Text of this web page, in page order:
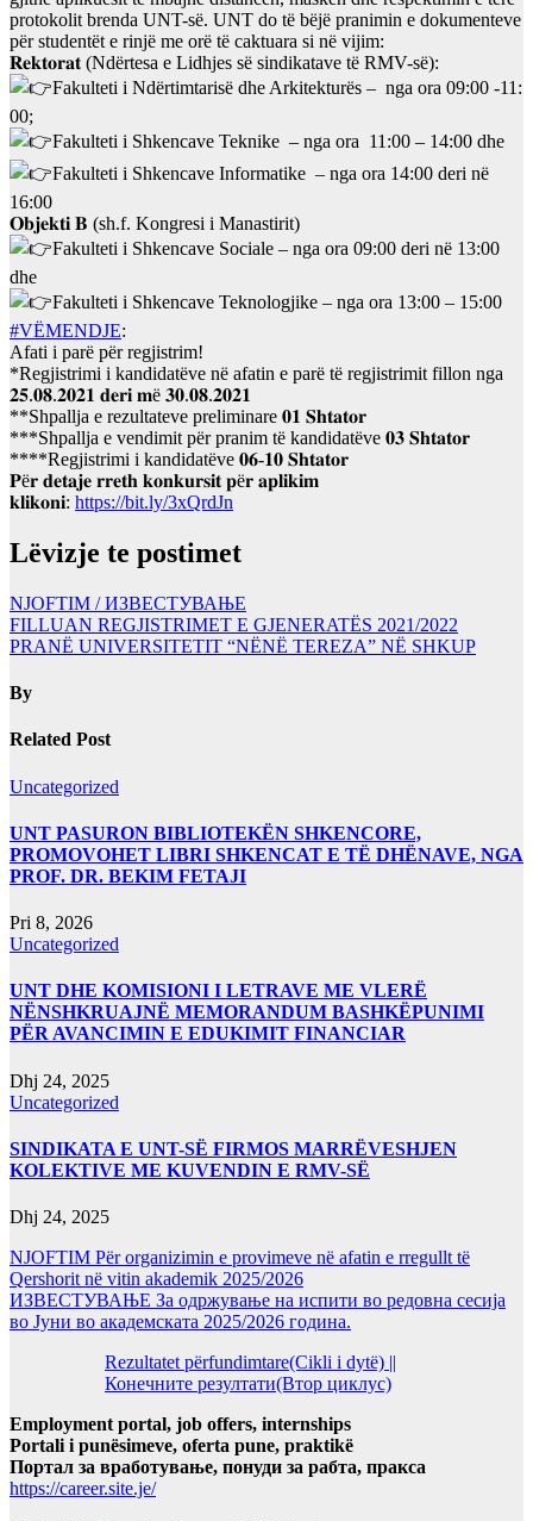
protokolit brenda UNT-së. UNT do të bëjë pranimin e dokumenteve
për studentët e rinjë me orë të caktuara si në vijim:
𝐑𝐞𝐤𝐭𝐨𝐫𝐚𝐭 (Ndërtesa e Lidhjes së sindikatave të RMV-së):
Fakulteti i Ndërtimtarisë dhe Arkitekturës – nga ora 09:00 -11:
00;
Fakulteti i Shkencave Teknike – nga ora 11:00 – 14:00 dhe
Fakulteti i Shkencave Informatike – nga ora 14:00 deri në
16:00
𝐎𝐛𝐣𝐞𝐤𝐭𝐢 𝐁 (sh.f. Kongresi i Manastirit)
Fakulteti i Shkencave Sociale – nga ora 09:00 deri në 13:00
dhe
Fakulteti i Shkencave Teknologjike – nga ora 13:00 – 15:00
#VËMENDJE:
Afati i parë për regjistrim!
*Regjistrimi i kandidatëve në afatin e parë të regjistrimit fillon nga
𝟐𝟓.𝟎𝟖.𝟐𝟎𝟐𝟏 𝐝𝐞𝐫𝐢 𝐦ë 𝟑𝟎.𝟎𝟖.𝟐𝟎𝟐𝟏
**Shpallja e rezultateve preliminare 𝟎𝟏 𝐒𝐡𝐭𝐚𝐭𝐨𝐫
***Shpallja e vendimit për pranim të kandidatëve 𝟎𝟑 𝐒𝐡𝐭𝐚𝐭𝐨𝐫
****Regjistrimi i kandidatëve 𝟎𝟔-𝟏𝟎 𝐒𝐡𝐭𝐚𝐭𝐨𝐫
𝐏ë𝐫 𝐝𝐞𝐭𝐚𝐣𝐞 𝐫𝐫𝐞𝐭𝐡 𝐤𝐨𝐧𝐤𝐮𝐫𝐬𝐢𝐭 𝐩ë𝐫 𝐚𝐩𝐥𝐢𝐤𝐢𝐦
𝐤𝐥𝐢𝐤𝐨𝐧𝐢: https://bit.ly/3xQrdJn
Lëvizje te postimet
NJOFTIM / ИЗВЕСТУВАЊЕ
FILLUAN REGJISTRIMET E GJENERATËS 2021/2022
PRANË UNIVERSITETIT “NËNË TEREZA” NË SHKUP
By
Related Post
Uncategorized
UNT PASURON BIBLIOTEKËN SHKENCORE,
PROMOVOHET LIBRI SHKENCAT E TË DHËNAVE, NGA
PROF. DR. BEKIM FETAJI
Pri 8, 2026
Uncategorized
UNT DHE KOMISIONI I LETRAVE ME VLERË
NËNSHKRUAJNË MEMORANDUM BASHKËPUNIMI
PËR AVANCIMIN E EDUKIMIT FINANCIAR
Dhj 24, 2025
Uncategorized
SINDIKATA E UNT-SË FIRMOS MARRËVESHJEN
KOLEKTIVE ME KUVENDIN E RMV-SË
Dhj 24, 2025
NJOFTIM Për organizimin e provimeve në afatin e rregullt të
Qershorit në vitin akademik 2025/2026
ИЗВЕСТУВАЊЕ За одржување на испити во редовна сесија
во Јуни во академската 2025/2026 година.
Rezultatet përfundimtare(Cikli i dytë) ||
Конечните резултати(Втор циклус)
Employment portal, job offers, internships
Portali i punësimeve, oferta pune, praktikë
Портал за вработување, понуди за рабта, пракса
https://career.site.je/